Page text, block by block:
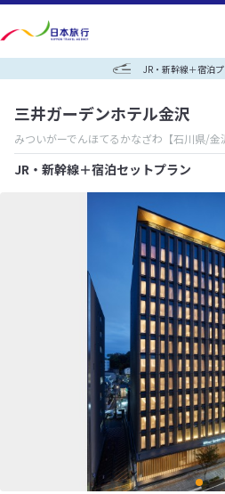
JR・新幹線＋宿泊
三井ガーデンホテル金沢
みついがーでんほてるかなざわ 【石川県/金
JR・新幹線＋宿泊セットプラン